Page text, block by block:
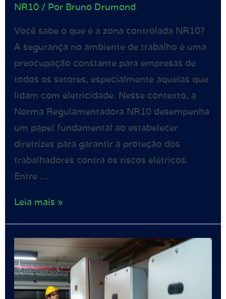
NR10/ Por Bruno Drumond
Você sabe o que é a zona controlada NR10?
A segurança no ambiente de trabalho é uma
preocupação constante para empresas de
todos os setores, especialmente aquelas que
lidam com eletricidade. Nesse contexto, a
Norma Regulamentadora NR10 desempenha
um papel fundamental ao estabelecer
diretrizes para garantir a proteção dos
trabalhadores contra os riscos elétricos.
Entre …
Leia mais »